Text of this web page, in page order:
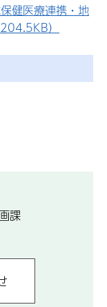
健医療連携・地
）
課